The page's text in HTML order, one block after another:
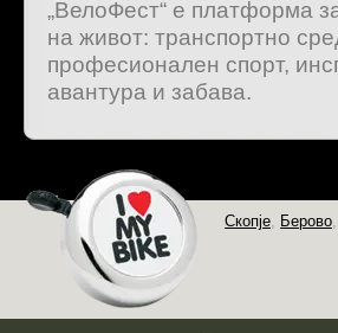
„ВелоФест“ е платформа
на живот: транспортно
професионален спорт,
авантура и забава.
Скопје, Берово,